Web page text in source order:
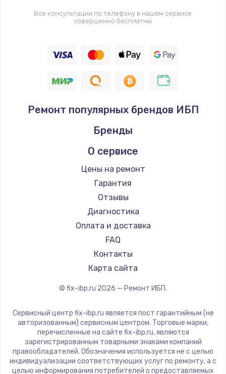
Все консультации по телефону в нашем сервисе
совершенно бесплатны
Ремонт популярных брендов ИБП
Бренды
О сервисе
Цены на ремонт
Гарантия
Отзывы
Диагностика
Оплата и доставка
FAQ
Контакты
Карта сайта
© fix-ibp.ru 2026 — Ремонт ИБП.
Сервисный центр fix-ibp.ru является пост гарантийным (не
авторизованным) сервисным центром. Торговые марки,
перечисленные на сайте fix-ibp.ru, являются
зарегистрированным товарными знаками компаний
правообладателей. Обозначения используется не с целью
индивидуализации соответствующих услуг по ремонту, а с
целью информирования потребителей о предоставляемых